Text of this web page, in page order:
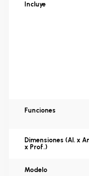
Incluye
Funciones
Dimensiones (Al. x
x Prof.)
Modelo